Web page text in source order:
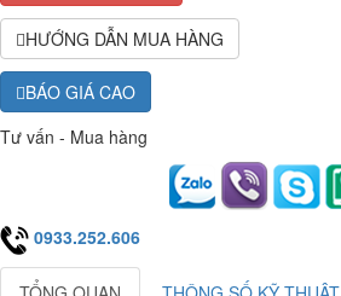
HƯỚNG DẪN MUA HÀNG
BÁO GIÁ CAO
Tư vấn - Mua hàng
0933.252.606